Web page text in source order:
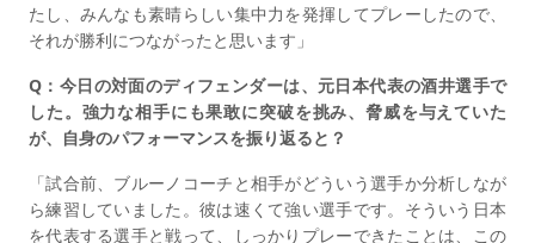
たし、みんなも素晴らしい集中力を発揮してプレーしたので、
それが勝利につながったと思います」
Q：今日の対面のディフェンダーは、元日本代表の酒井選手で
した。強力な相手にも果敢に突破を挑み、脅威を与えていた
が、自身のパフォーマンスを振り返ると？
「試合前、ブルーノコーチと相手がどういう選手か分析しなが
ら練習していました。彼は速くて強い選手です。そういう日本
を代表する選手と戦って、しっかりプレーできたことは、この